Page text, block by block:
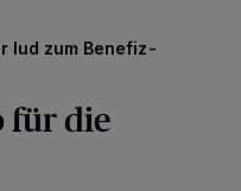
lud zum Benefiz-
für die
auf personenbezogene Daten
Ihrem Gerät zu. Durch Auswahl